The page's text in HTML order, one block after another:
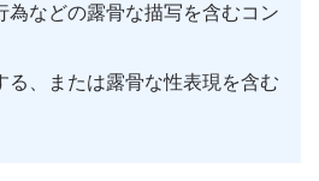
為などの露骨な描写を含むコン
る、または露骨な性表現を含む